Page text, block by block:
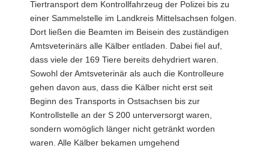
Tiertransport dem Kontrollfahrzeug der Polizei bis zu
einer Sammelstelle im Landkreis Mittelsachsen folgen.
Dort ließen die Beamten im Beisein des zuständigen
Amtsveterinärs alle Kälber entladen. Dabei fiel auf,
dass viele der 169 Tiere bereits dehydriert waren.
Sowohl der Amtsveterinär als auch die Kontrolleure
gehen davon aus, dass die Kälber nicht erst seit
Beginn des Transports in Ostsachsen bis zur
Kontrollstelle an der S 200 unterversorgt waren,
sondern womöglich länger nicht getränkt worden
waren. Alle Kälber bekamen umgehend